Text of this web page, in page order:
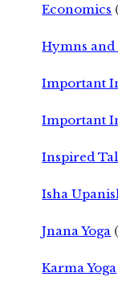
Economics
Hymns and
Important
Important
Inspired
Isha
Jnana Yoga
Karma Yoga